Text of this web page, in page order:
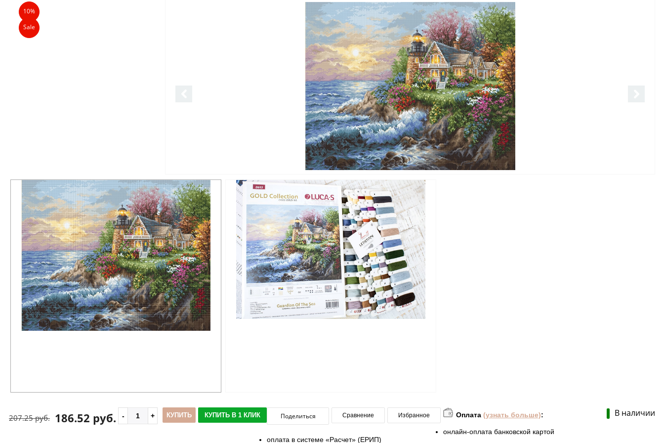
10%
Sale
В наличии
186.52 руб.
207.25 руб. КУПИТЬ КУПИТЬ В 1 КЛИК Поделиться Сравнение Избранное Оплата (узнать больше):
онлайн-оплата банковской картой
оплата в системе «Расчет» (ЕРИП)